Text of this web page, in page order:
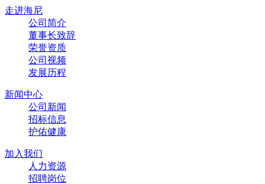
走进海尼
公司简介
董事长致辞
荣誉资质
公司视频
发展历程
新闻中心
公司新闻
招标信息
护佑健康
加入我们
人力资源
招聘岗位